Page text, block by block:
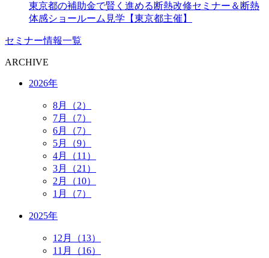
東京都の補助金で賢く進める断熱改修セミナー＆断熱
体感ショールーム見学【東京都主催】
セミナー情報一覧
ARCHIVE
2026年
8月（2）
7月（7）
6月（7）
5月（9）
4月（11）
3月（21）
2月（10）
1月（7）
2025年
12月（13）
11月（16）